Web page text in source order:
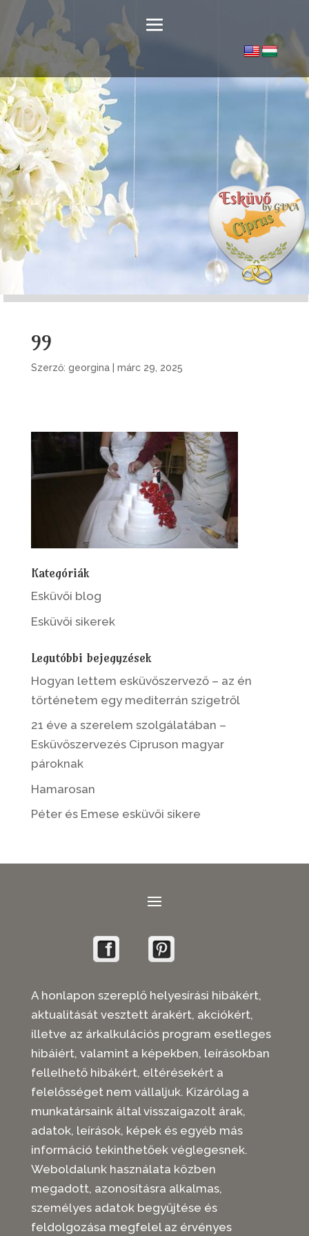
99
Szerző: georgina| márc 29, 2025
Kategóriák
Esküvői blog
Esküvői sikerek
Legutóbbi bejegyzések
Hogyan lettem esküvőszervező – az én
történetem egy mediterrán szigetről
21 éve a szerelem szolgálatában –
Esküvőszervezés Cipruson magyar
pároknak
Hamarosan
Péter és Emese esküvői sikere
A honlapon szereplő helyesírási hibákért,
aktualitását vesztett árakért, akciókért,
illetve az árkalkulációs program esetleges
hibáiért, valamint a képekben, leírásokban
fellelhető hibákért, eltérésekért a
felelősséget nem vállaljuk. Kizárólag a
munkatársaink által visszaigazolt árak,
adatok, leírások, képek és egyéb más
információ tekinthetőek véglegesnek.
Weboldalunk használata közben
megadott, azonosításra alkalmas,
személyes adatok begyűjtése és
feldolgozása megfelel az érvényes